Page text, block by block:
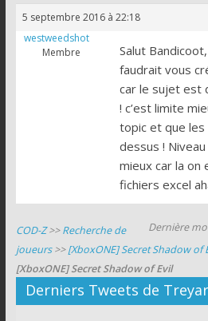
zombie
de
5 septembre 2016 à 22:18
westweedshot
Membre
Salut
faudrait vous
car le sujet est
! c’est limite
topic et que
dessus !
mieux car la on
fichiers excel
Dernière
COD-Z>>Recherche de
joueurs>>[XboxONE] Secret Shadow of
[XboxONE] Secret Shadow of Evil
Derniers Tweets de